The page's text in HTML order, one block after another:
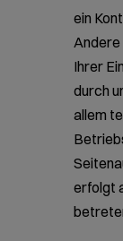
ein
Ihrer
durch
allem
erfolgt